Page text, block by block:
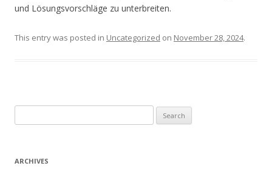
und Lösungsvorschläge zu unterbreiten.
This entry was posted in Uncategorized on November 28, 2024.
for:
ARCHIVES